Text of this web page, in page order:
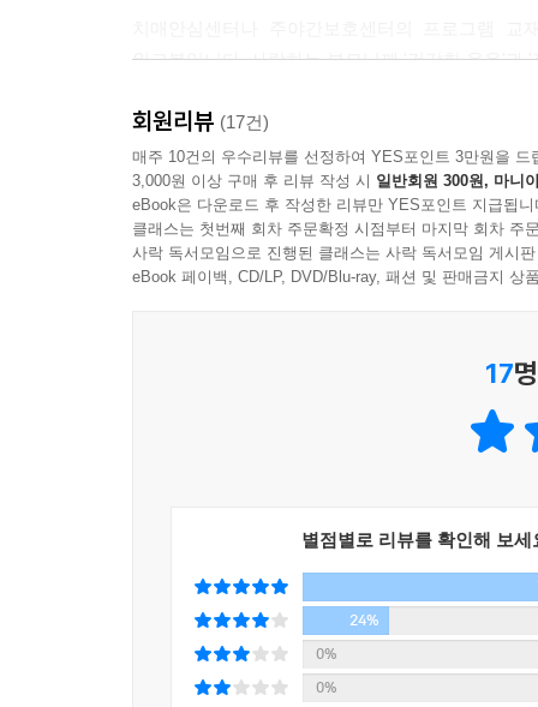
워크북입니다. 사랑하는 부모님께 '건강한 웃음'과
회원리뷰 (17건)
매주 10건의 우수리뷰를 선정하여 YES포인트 3만원을 드
3,000원 이상 구매 후 리뷰 작성 시 일반회원 300원, 마니
eBook은 다운로드 후 작성한 리뷰만 YES포인트 지급됩니
클래스는 첫번째 회차 주문확정 시점부터 마지막 회차 주
사락 독서모임으로 진행된 클래스는 사락 독서모임 게시
eBook 페이백, CD/LP, DVD/Blu-ray, 패션 및 판매금지 상
17
별점별로 리뷰를 확인해 보세
24%
0%
0%